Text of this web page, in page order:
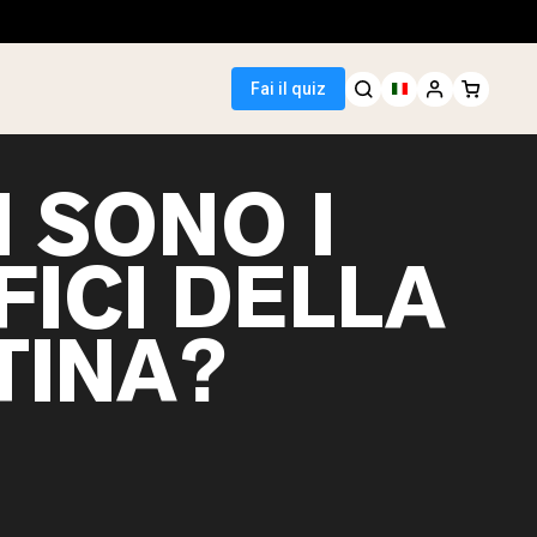
Fai il quiz
piselli
SONO I
DELLA